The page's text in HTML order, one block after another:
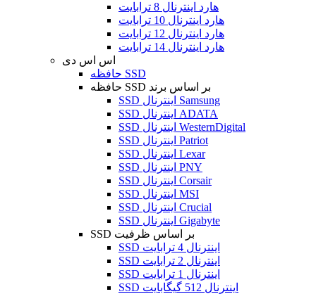
هارد اینترنال 8 ترابایت
هارد اینترنال 10 ترابایت
هارد اینترنال 12 ترابایت
هارد اینترنال 14 ترابایت
اس اس دی
حافظه SSD
حافظه SSD بر اساس برند
SSD اینترنال Samsung
SSD اینترنال ADATA
SSD اینترنال WesternDigital
SSD اینترنال Patriot
SSD اینترنال Lexar
SSD اینترنال PNY
SSD اینترنال Corsair
SSD اینترنال MSI
SSD اینترنال Crucial
SSD اینترنال Gigabyte
SSD بر اساس ظرفیت
SSD اینترنال 4 ترابایت
SSD اینترنال 2 ترابایت
SSD اینترنال 1 ترابایت
SSD اینترنال 512 گیگابایت